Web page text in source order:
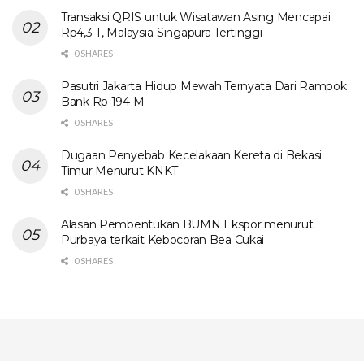
Transaksi QRIS untuk Wisatawan Asing Mencapai
Rp4,3 T, Malaysia-Singapura Tertinggi
0 SHARES
Pasutri Jakarta Hidup Mewah Ternyata Dari Rampok
Bank Rp 194 M
0 SHARES
Dugaan Penyebab Kecelakaan Kereta di Bekasi
Timur Menurut KNKT
0 SHARES
Alasan Pembentukan BUMN Ekspor menurut
Purbaya terkait Kebocoran Bea Cukai
0 SHARES